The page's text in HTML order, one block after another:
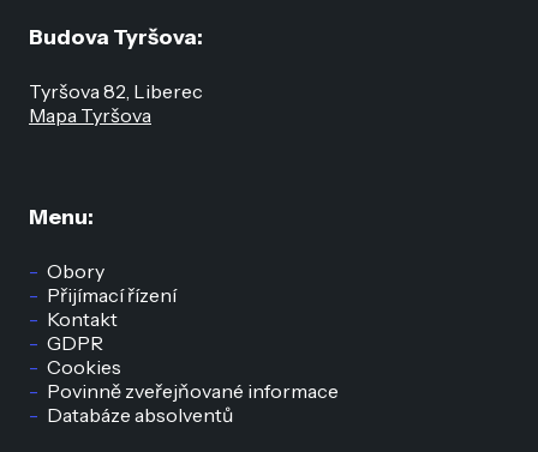
Menu:
Obory
Přijímací řízení
Kontakt
GDPR
Cookies
Povinně zveřejňované informace
Databáze absolventů
Budova Tyršova:
Tyršova 82, Liberec
Mapa Tyršova